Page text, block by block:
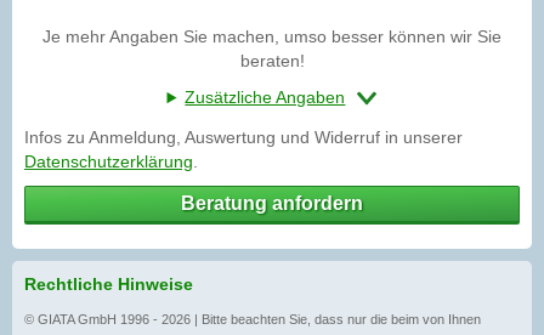
Je mehr Angaben Sie machen, umso besser können wir Sie
beraten!
Zusätzliche Angaben
Infos zu Anmeldung, Auswertung und Widerruf in unserer
Datenschutzerklärung
Beratung anfordern
Rechtliche Hinweise
© GIATA GmbH 1996 - 2026 | Bitte beachten Sie, dass nur die beim von Ihnen